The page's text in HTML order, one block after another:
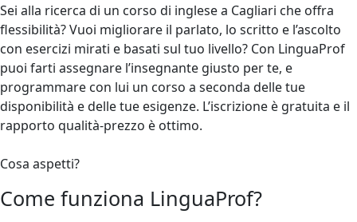
Sei alla ricerca di un corso di inglese a Cagliari che offra
flessibilità? Vuoi migliorare il parlato, lo scritto e l’ascolto
con esercizi mirati e basati sul tuo livello? Con LinguaProf
puoi farti assegnare l’insegnante giusto per te, e
programmare con lui un corso a seconda delle tue
disponibilità e delle tue esigenze. L’iscrizione è gratuita e il
rapporto qualità-prezzo è ottimo.
Cosa aspetti?
Come funziona LinguaProf?